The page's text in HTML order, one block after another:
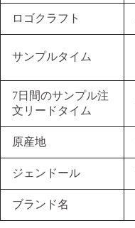
ロゴクラフト
サンプルタイム
7日間のサンプル注
文リードタイム
原産地
ジェンドール
ブランド名